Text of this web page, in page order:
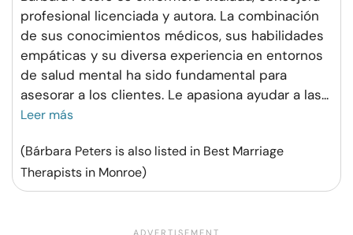
profesional licenciada y autora. La combinación
de sus conocimientos médicos, sus habilidades
empáticas y su diversa experiencia en entornos
de salud mental ha sido fundamental para
asesorar a los clientes. Le apasiona ayudar a las...
Leer más
(Bárbara Peters is also listed in Best Marriage
Therapists in Monroe)